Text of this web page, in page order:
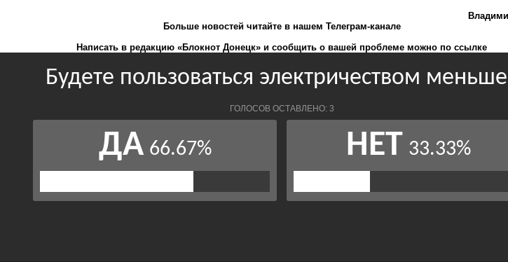
Больше новостейчитайте в нашем Телеграм-канале
Написать в редакцию «Блокнот Донецк» и сообщить о вашей проблеме можно по ссылке